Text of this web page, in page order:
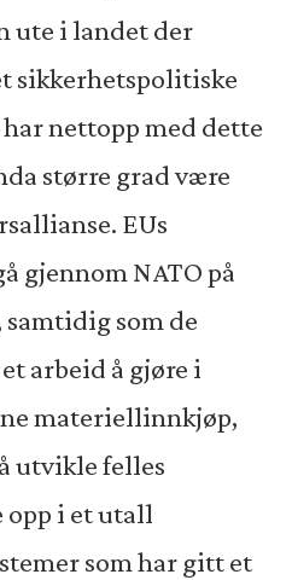
ute i landet der
sikkerhetspolitiske
nettopp med dette
større grad være
EUs
gjennom NATO på
som de
arbeid å gjøre i
materiellinnkjøp,
utvikle felles
opp i et utall
som har gitt et